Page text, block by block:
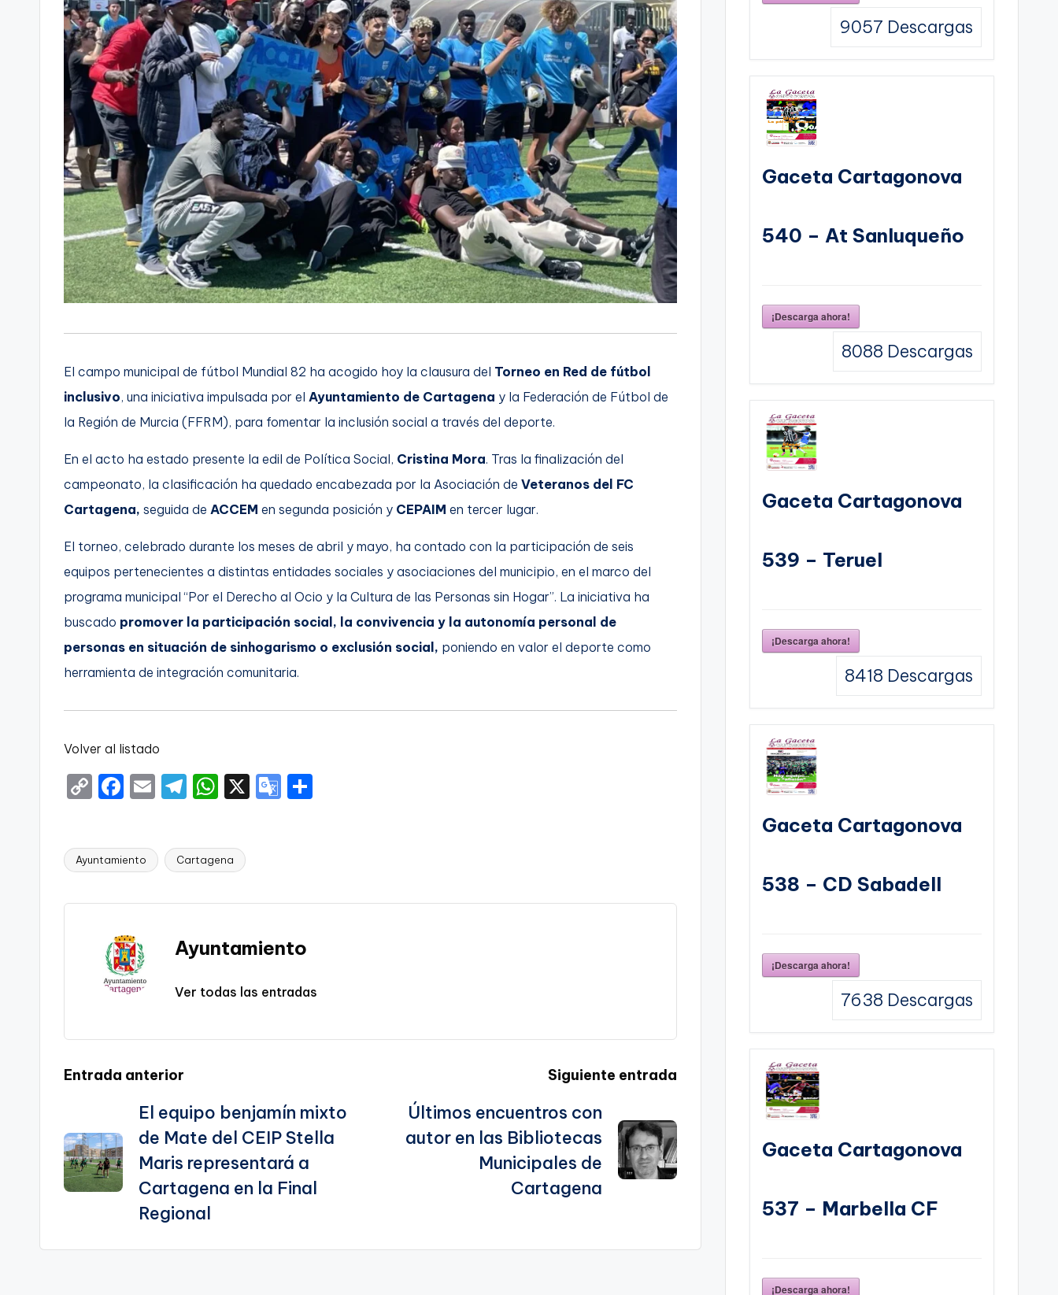
El campo municipal de fútbol Mundial 82 ha acogido hoy la clausura del Torneo en Red de fútbol
inclusivo, una iniciativa impulsada por el Ayuntamiento de Cartagena y la Federación de Fútbol de
la Región de Murcia (FFRM), para fomentar la inclusión social a través del deporte.
En el acto ha estado presente la edil de Política Social, Cristina Mora. Tras la finalización del
campeonato, la clasificación ha quedado encabezada por la Asociación de Veteranos del FC
Cartagena, seguida de ACCEM en segunda posición y CEPAIM en tercer lugar.
El torneo, celebrado durante los meses de abril y mayo, ha contado con la participación de seis
equipos pertenecientes a distintas entidades sociales y asociaciones del municipio, en el marco del
programa municipal “Por el Derecho al Ocio y la Cultura de las Personas sin Hogar”. La iniciativa ha
buscado promover la participación social, la convivencia y la autonomía personal de
personas en situación de sinhogarismo o exclusión social, poniendo en valor el deporte como
herramienta de integración comunitaria.
Volver al listado
C
y
n
F
e
o
o
k
E
l
T
gr
m
W
ts
p
p
X
G
Tr
a
n
sl
te
Etiquetas:
Ayuntamiento Cartagena
Ayuntamiento
Ver todas las entradas
Navegación
entradas
Entrada anterior
El equipo benjamín mixto
de Mate del CEIP Stella
Maris representará a
Cartagena en la Final
Regional
Siguiente entrada
Últimos encuentros con
autor en las Bibliotecas
Municipales de
Cartagena
9057 Descargas
Gaceta Cartagonova
540 – At Sanluqueño
¡Descarga ahora!
8088 Descargas
Gaceta Cartagonova
539 – Teruel
¡Descarga ahora!
8418 Descargas
Gaceta Cartagonova
538 – CD Sabadell
¡Descarga ahora!
7638 Descargas
Gaceta Cartagonova
537 – Marbella CF
¡Descarga ahora!